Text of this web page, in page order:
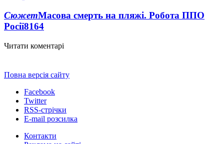
СюжетМасова смерть на пляжі. Робота ППО
Росії8164
Читати коментарі
Повна версія сайту
Facebook
Twitter
RSS-стрічки
E-mail розсилка
Контакти